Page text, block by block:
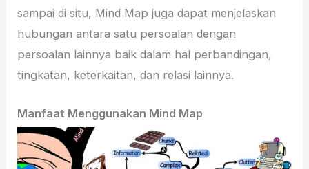
sampai di situ, Mind Map juga dapat menjelaskan
hubungan antara satu persoalan dengan
persoalan lainnya baik dalam hal perbandingan,
tingkatan, keterkaitan, dan relasi lainnya.
Manfaat Menggunakan Mind Map